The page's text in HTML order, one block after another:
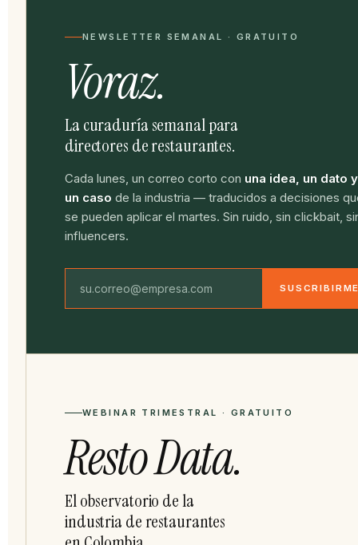
NEWSLETTER SEMANAL · GRATUITO
Voraz.
La curaduría semanal para
directores de restaurantes.
Cada lunes, un correo corto con una idea, un dato y
un caso de la industria — traducidos a decisiones
se pueden aplicar el martes. Sin ruido, sin clickbait,
influencers.
WEBINAR TRIMESTRAL · GRATUITO
Resto Data.
El observatorio de la
industria de restaurantes